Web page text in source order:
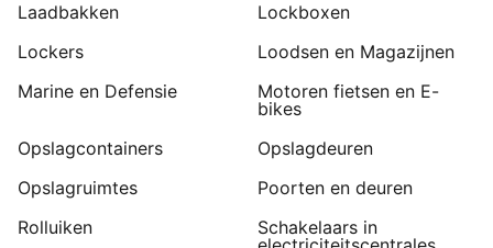
Laadbakken
Lockboxen
Lockers
Loodsen en Magazijnen
Marine en Defensie
Motoren fietsen en E-
bikes
Opslagcontainers
Opslagdeuren
Opslagruimtes
Poorten en deuren
Rolluiken
Schakelaars in